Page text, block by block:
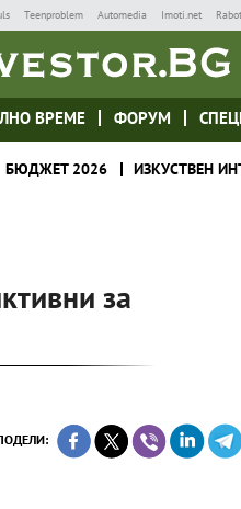
Teenproblem Automedia Imoti.net
ВРЕМЕ ФОРУМ
БЮДЖЕТ 2026 ИЗКУСТВЕН
за